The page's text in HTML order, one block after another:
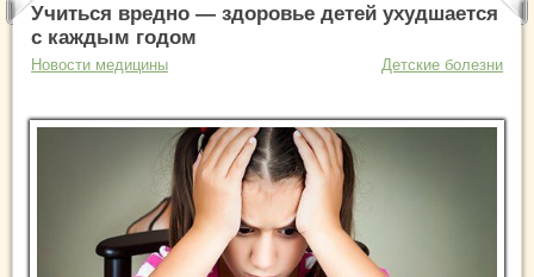
Учиться вредно — здоровье детей ухудшается
с каждым годом
Новости медицины Детские болезни